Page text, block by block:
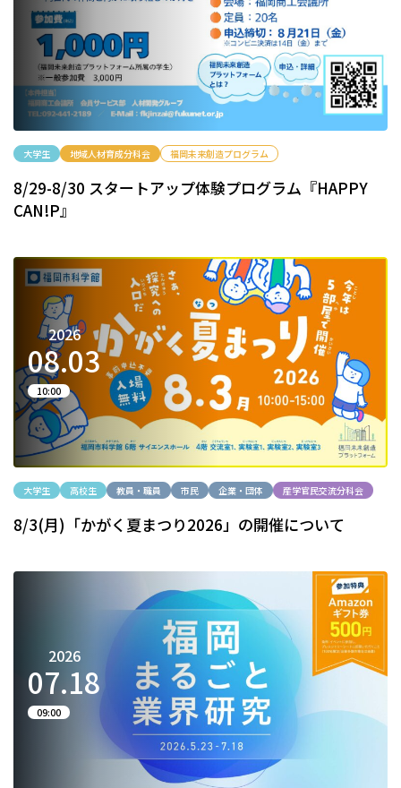
大学生 地域人材育成分科会 福岡未来創造プログラム
8/29-8/30 スタートアップ体験プログラム『HAPPY
CAN!P』
2026
08.03
10:00
大学生 高校生 教員・職員 市民 企業・団体 産学官民交流分科会
8/3(月)「かがく夏まつり2026」の開催について
2026
07.18
09:00